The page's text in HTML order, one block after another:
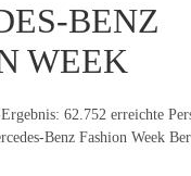
BENZ
WEEK
62.752 erreichte
Benz Fashion Week